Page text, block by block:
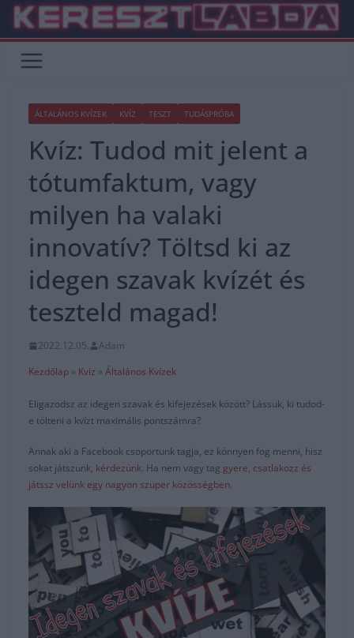
Skip
content
ÁLTALÁNOS KVÍZEK KVÍZ TESZT TUDÁSPRÓBA
Kvíz: Tudod mit jelent a
tótumfaktum, vagy
milyen ha valaki
innovatív? Töltsd ki az
idegen szavak kvízét és
teszteld magad!
2022.12.05.
Adam
Kezdőlap » Kvíz » Általános Kvízek
Eligazodsz az idegen szavak és kifejezések között? Lássuk, ki tudod-
e tölteni a kvízt maximális pontszámra?
Annak aki a Facebook csoportunk tagja, ez könnyen fog menni, hisz
sokat játszunk, kérdezünk. Ha nem vagy tag gyere, csatlakozz és
játssz velünk egy nagyon szuper közösségben.